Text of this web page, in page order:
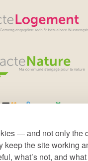
— and not only the
keep the site working
what’s not, and